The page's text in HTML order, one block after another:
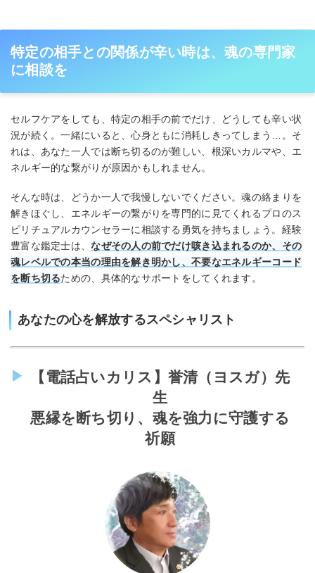
特定の相手との関係が辛い時は、魂の専門家
に相談を
セルフケアをしても、特定の相手の前でだけ、どうしても辛い状
況が続く。一緒にいると、心身ともに消耗しきってしまう…。そ
れは、あなた一人では断ち切るのが難しい、根深いカルマや、エ
ネルギー的な繋がりが原因かもしれません。
そんな時は、どうか一人で我慢しないでください。魂の絡まりを
解きほぐし、エネルギーの繋がりを専門的に見てくれるプロのス
ピリチュアルカウンセラーに相談する勇気を持ちましょう。経験
豊富な鑑定士は、なぜその人の前でだけ咳き込まれるのか、その
魂レベルでの本当の理由を解き明かし、不要なエネルギーコード
を断ち切るための、具体的なサポートをしてくれます。
あなたの心を解放するスペシャリスト
【電話占いカリス】誉清（ヨスガ）先
生
悪縁を断ち切り、魂を強力に守護する
祈願